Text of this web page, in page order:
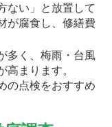
ない」と放置して
が腐食し、修繕費
多く、梅雨・台風
高まります。
の点検をおすすめ